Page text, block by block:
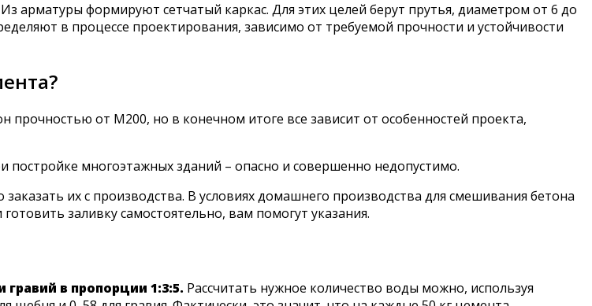
арматуры формируют сетчатый каркас. Для этих целей берут прутья, диаметром от 6 до
в процессе проектирования, зависимо от требуемой прочности и устойчивости
от М200, но в конечном итоге все зависит от особенностей проекта,
многоэтажных зданий – опасно и совершенно недопустимо.
их с производства. В условиях домашнего производства для смешивания бетона
заливку самостоятельно, вам помогут указания.
в пропорции 1:3:5. Рассчитать нужное количество воды можно, используя